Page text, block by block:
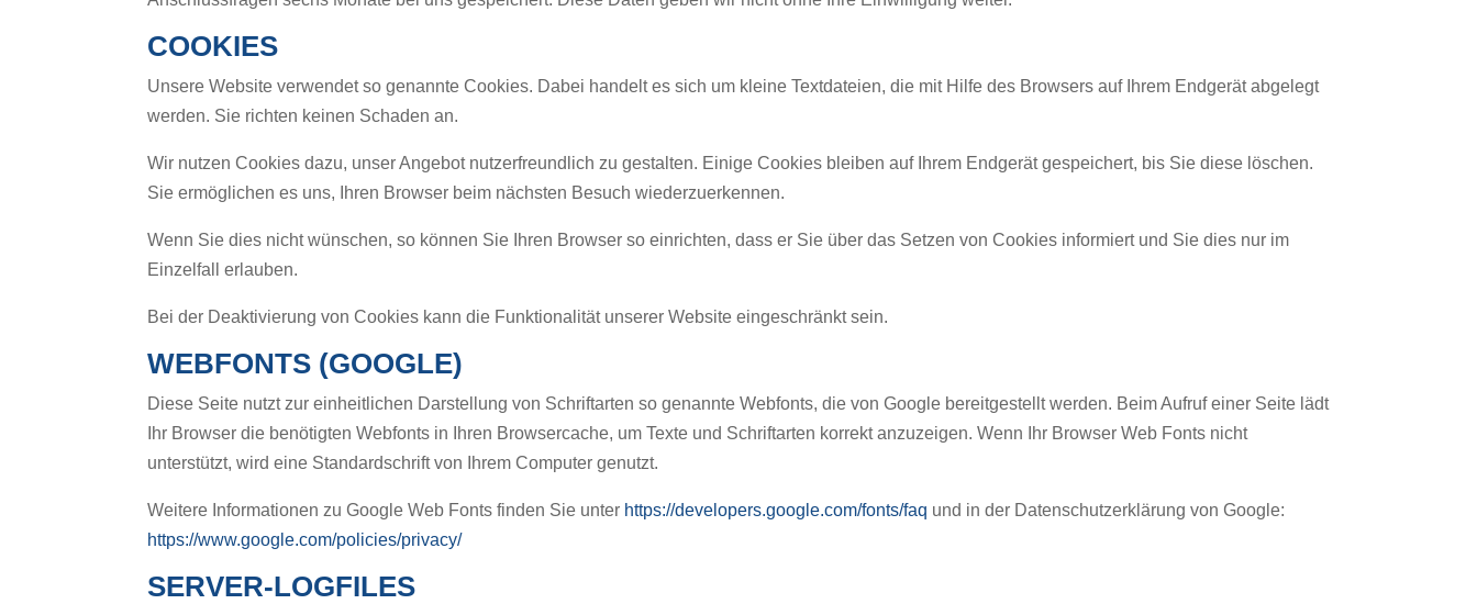
COOKIES
Unsere Website verwendet so genannte Cookies. Dabei handelt es sich um kleine Textdateien, die mit Hilfe des Browsers auf Ihrem Endgerät abgelegt
werden. Sie richten keinen Schaden an.
Wir nutzen Cookies dazu, unser Angebot nutzerfreundlich zu gestalten. Einige Cookies bleiben auf Ihrem Endgerät gespeichert, bis Sie diese löschen.
Sie ermöglichen es uns, Ihren Browser beim nächsten Besuch wiederzuerkennen.
Wenn Sie dies nicht wünschen, so können Sie Ihren Browser so einrichten, dass er Sie über das Setzen von Cookies informiert und Sie dies nur im
Einzelfall erlauben.
Bei der Deaktivierung von Cookies kann die Funktionalität unserer Website eingeschränkt sein.
WEBFONTS (GOOGLE)
Diese Seite nutzt zur einheitlichen Darstellung von Schriftarten so genannte Webfonts, die von Google bereitgestellt werden. Beim Aufruf einer Seite lädt
Ihr Browser die benötigten Webfonts in Ihren Browsercache, um Texte und Schriftarten korrekt anzuzeigen. Wenn Ihr Browser Web Fonts nicht
unterstützt, wird eine Standardschrift von Ihrem Computer genutzt.
Weitere Informationen zu Google Web Fonts finden Sie unter https://developers.google.com/fonts/faq und in der Datenschutzerklärung von Google:
https://www.google.com/policies/privacy/
SERVER-LOGFILES